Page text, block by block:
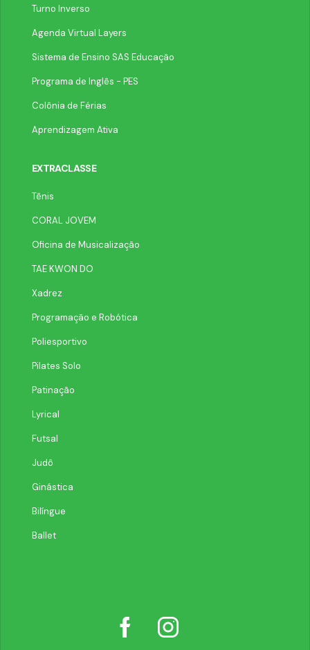
Turno Inverso
Agenda Virtual Layers
Sistema de Ensino SAS Educação
Programa de Inglês - PES
Colônia de Férias
Aprendizagem Ativa
EXTRACLASSE
Tênis
CORAL JOVEM
Oficina de Musicalização
TAE KWON DO
Xadrez
Programação e Robótica
Poliesportivo
Pilates Solo
Patinação
Lyrical
Futsal
Judô
Ginástica
Bilíngue
Ballet